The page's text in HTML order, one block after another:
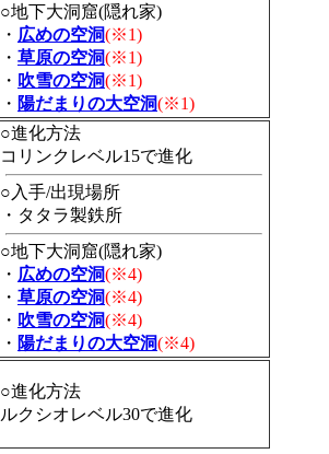
○地下大洞窟(隠れ家)
・ 広めの空洞(※1)
・ 草原の空洞(※1)
・ 吹雪の空洞(※1)
・ 陽だまりの大空洞(※1)
○進化方法
コリンクレベル15で進化
○入手/出現場所
・タタラ製鉄所
○地下大洞窟(隠れ家)
・ 広めの空洞(※4)
・ 草原の空洞(※4)
・ 吹雪の空洞(※4)
・ 陽だまりの大空洞(※4)
○進化方法
ルクシオレベル30で進化